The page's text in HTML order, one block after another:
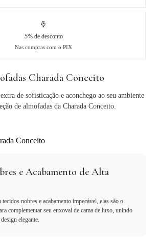
5% de desconto
Nas compras com o PIX
Charada Conceito
de sofisticação e aconchego ao seu ambiente
de almofadas da Charada Conceito.
e Acabamento de Alta
nobres e acabamento impecável, elas são o
complementar seu enxoval de cama de luxo, unindo
elegante.